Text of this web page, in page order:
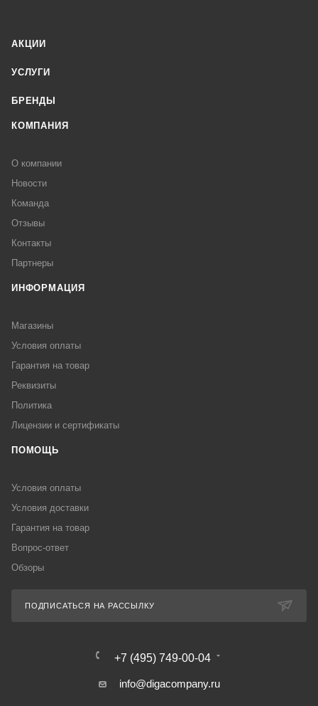
АКЦИИ
УСЛУГИ
БРЕНДЫ
КОМПАНИЯ
О компании
Новости
Команда
Отзывы
Контакты
Партнеры
ИНФОРМАЦИЯ
Магазины
Условия оплаты
Гарантия на товар
Реквизиты
Политика
Лицензии и сертификаты
ПОМОЩЬ
Условия оплаты
Условия доставки
Гарантия на товар
Вопрос-ответ
Обзоры
ПОДПИСАТЬСЯ НА РАССЫЛКУ
+7 (495) 749-00-04
info@digacompany.ru